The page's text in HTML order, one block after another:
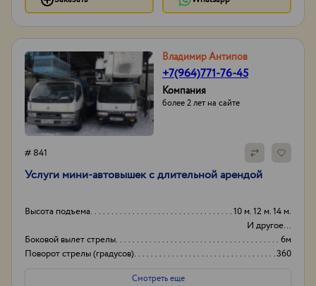
Владимир Антипов
+7(964)771-76-45
Компания
более 2 лет на сайте
# 841
Услуги мини-автовышек с длительной арендой
Высота подъема
10 м. 12 м. 14 м.
И другое...
Боковой вылет стрелы
6м
Поворот стрелы (градусов)
360
Грузоподьемность корзины:
200кг
Смотреть еще